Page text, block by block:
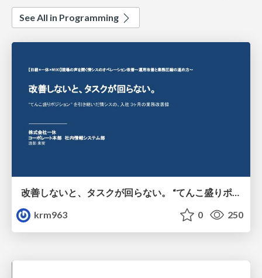
See All in Programming
krm963
0 250